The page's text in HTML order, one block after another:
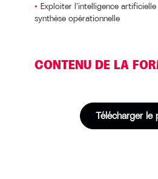
Exploiter l’intelligence
synthèse opérationnelle
CONTENU DE LA
Télécharger le